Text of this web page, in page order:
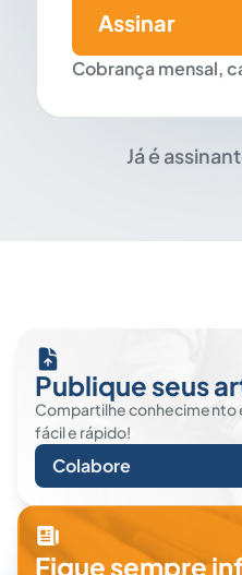
Cobrança mensal,
Assinar
Já é
Publique seus
Compartilhe conhecimento
fácil e rápido!
Colabore
Fique sempre